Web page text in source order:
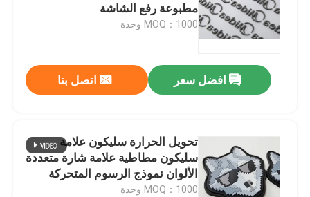
مطبوعة رفع الشاشة
MOQ：1000 وحدة
افضل سعر اتصل بنا
تحويل الحرارة سليكون علامة
سليكون مطاطية علامة شارة متعددة
الألوان نموذج الرسوم المتحركة
ENISO20471
MOQ：1000 وحدة